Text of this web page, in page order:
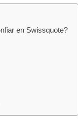
en Swissquote?